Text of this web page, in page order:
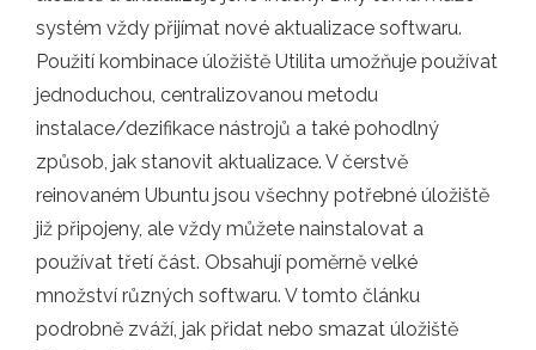
systém vždy přijímat nové aktualizace softwaru.
Použití kombinace úložiště Utilita umožňuje používat
jednoduchou, centralizovanou metodu
instalace/dezifikace nástrojů a také pohodlný
způsob, jak stanovit aktualizace. V čerstvě
reinovaném Ubuntu jsou všechny potřebné úložiště
již připojeny, ale vždy můžete nainstalovat a
používat třetí část. Obsahují poměrně velké
množství různých softwaru. V tomto článku
podrobně zváží, jak přidat nebo smazat úložiště